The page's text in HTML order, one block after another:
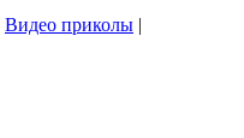
Видео приколы |